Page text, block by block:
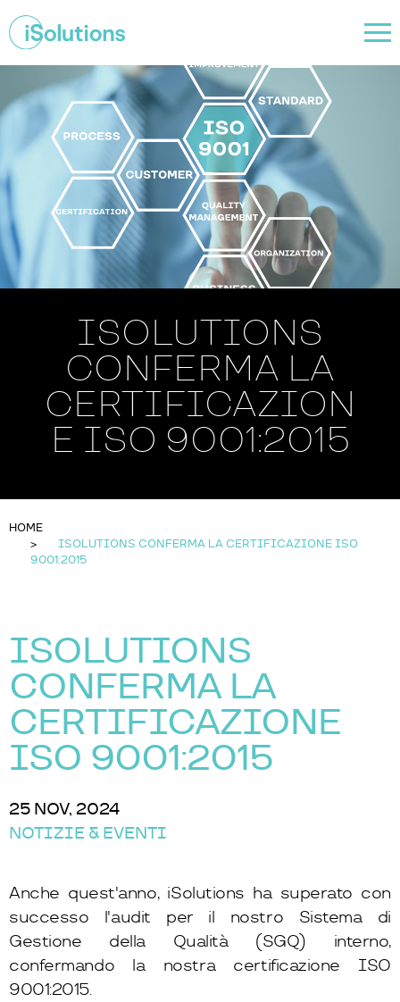
ISOLUTIONS
CONFERMA LA
CERTIFICAZION
E ISO 9001:2015
HOME
ISOLUTIONS CONFERMA LA CERTIFICAZIONE ISO
9001:2015
ISOLUTIONS
CONFERMA LA
CERTIFICAZIONE
ISO 9001:2015
25 NOV, 2024
NOTIZIE & EVENTI
Anche quest'anno, iSolutions ha superato con
successo l'audit per il nostro Sistema di
Gestione della Qualità (SGQ) interno,
confermando la nostra certificazione ISO
9001:2015.